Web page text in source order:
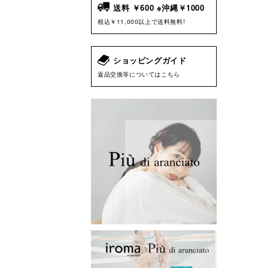
送料 ￥600 ※沖縄￥1000
税込￥11,000以上で送料無料!
ショッピングガイド
返品交換等についてはこちら